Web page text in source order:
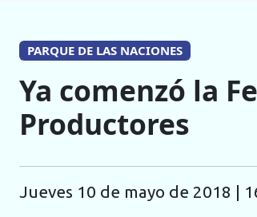
PARQUE DE LAS NACIONES
Ya comenzó la
Productores
jueves 10 de mayo de 2018 |